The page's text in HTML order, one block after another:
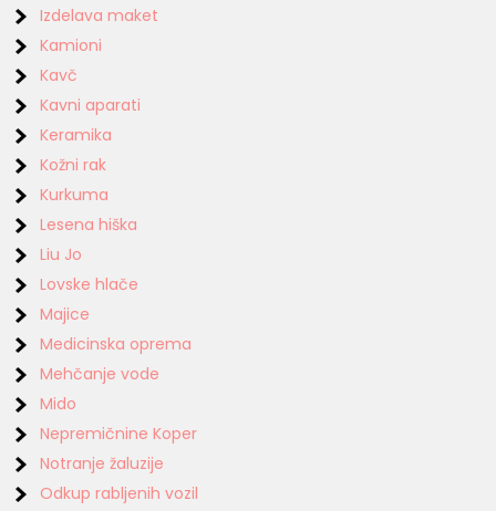
Izdelava maket
Kamioni
Kavč
Kavni aparati
Keramika
Kožni rak
Kurkuma
Lesena hiška
Liu Jo
Lovske hlače
Majice
Medicinska oprema
Mehčanje vode
Mido
Nepremičnine Koper
Notranje žaluzije
Odkup rabljenih vozil